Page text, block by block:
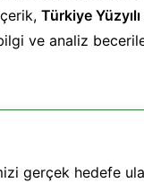
Türkiye
ve analiz
gerçek hedefe